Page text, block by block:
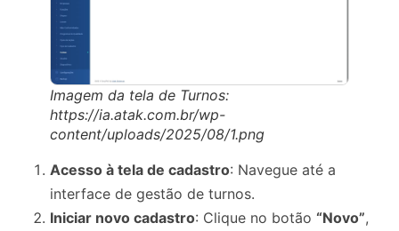
Imagem da tela de Turnos:
https://ia.atak.com.br/wp-
content/uploads/2025/08/1.png
Acesso à tela de cadastro: Navegue até a
interface de gestão de turnos.
Iniciar novo cadastro: Clique no botão “Novo”,